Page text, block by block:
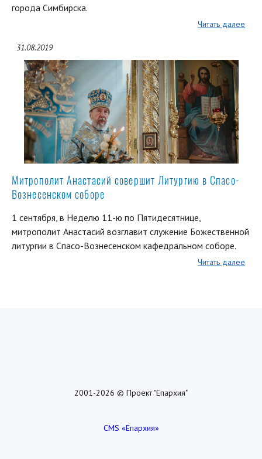
города Симбирска.
Читать далее
31.08.2019
Митрополит Анастасий совершит Литургию в Спасо-
Вознесенском соборе
1 сентября, в Неделю 11-ю по Пятидесятнице,
митрополит Анастасий возглавит служение Божественной
литургии в Спасо-Вознесенском кафедральном соборе.
Читать далее
2001-2026 © Проект "Епархия"
CMS «Епархия»